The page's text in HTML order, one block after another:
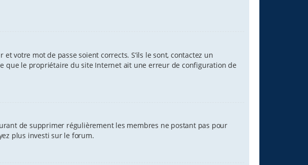
votre mot de passe soient corrects. S’ils le sont, contactez un
que le propriétaire du site Internet ait une erreur de configuration de
de supprimer régulièrement les membres ne postant pas pour
plus investi sur le forum.